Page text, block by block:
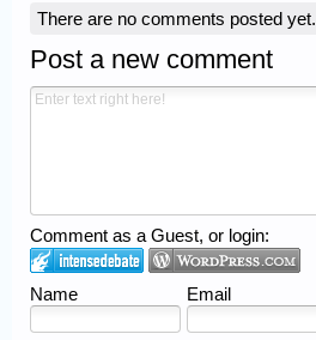
There are no comments posted yet.
Post a new comment
Comment as a Guest, or login:
Name Email